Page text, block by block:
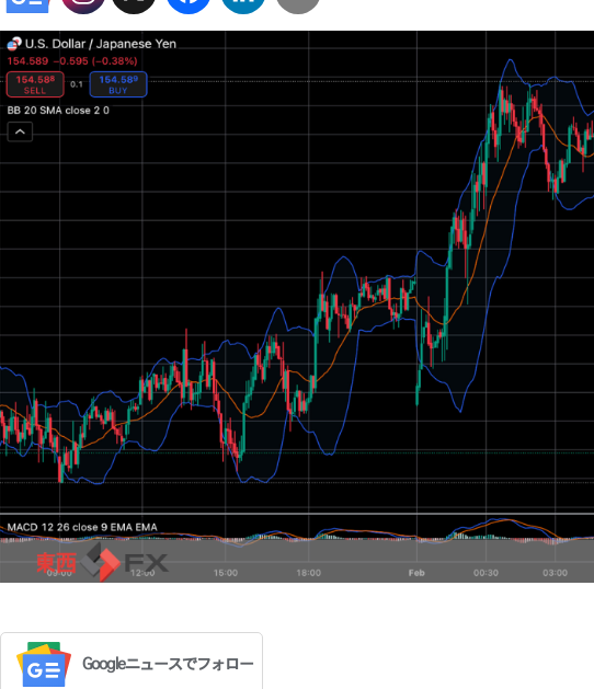
X FacebookLinkedInEmail
Googleニュースでフォロー